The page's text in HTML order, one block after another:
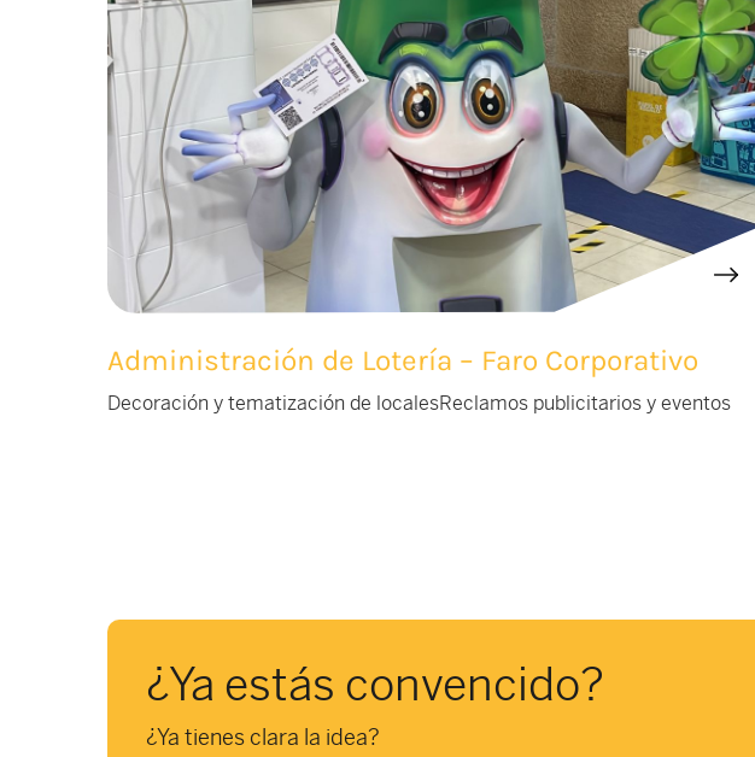
Administración de Lotería – Faro Corporativo
Decoración y tematización de localesReclamos publicitarios y eventos
¿Ya estás convencido?
¿Ya tienes clara la idea?